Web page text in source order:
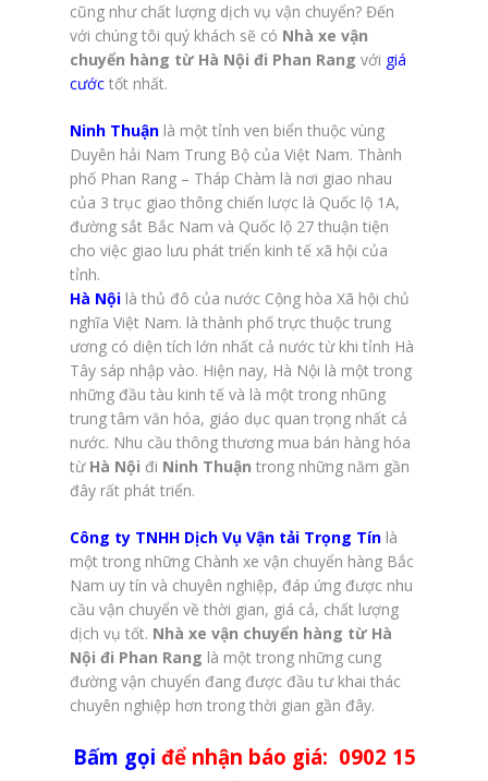
cũng như chất lượng dịch vụ vận chuyển? Đến
với chúng tôi quý khách sẽ có Nhà xe vận
chuyển hàng từ Hà Nội đi Phan Rang với giá
cước tốt nhất.
Ninh Thuận là một tỉnh ven biển thuộc vùng
Duyên hải Nam Trung Bộ của Việt Nam. Thành
phố Phan Rang – Tháp Chàm là nơi giao nhau
của 3 trục giao thông chiến lược là Quốc lộ 1A,
đường sắt Bắc Nam và Quốc lộ 27 thuận tiện
cho việc giao lưu phát triển kinh tế xã hội của
tỉnh.
Hà Nội là thủ đô của nước Cộng hòa Xã hội chủ
nghĩa Việt Nam. là thành phố trực thuộc trung
ương có diện tích lớn nhất cả nước từ khi tỉnh Hà
Tây sáp nhập vào. Hiện nay, Hà Nội là một trong
những đầu tàu kinh tế và là một trong nhũng
trung tâm văn hóa, giáo dục quan trọng nhất cả
nước. Nhu cầu thông thương mua bán hàng hóa
từ Hà Nội đi Ninh Thuận trong những năm gần
đây rất phát triển.
Công ty TNHH Dịch Vụ Vận tải Trọng Tín là
một trong những Chành xe vận chuyển hàng Bắc
Nam uy tín và chuyên nghiệp, đáp ứng được nhu
cầu vận chuyển về thời gian, giá cả, chất lượng
dịch vụ tốt. Nhà xe vận chuyển hàng từ Hà
Nội đi Phan Rang là một trong những cung
đường vận chuyển đang được đầu tư khai thác
chuyên nghiệp hơn trong thời gian gần đây.
Bấm gọi để nhận báo giá: 0902 15